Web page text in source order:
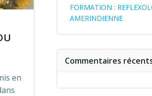
en
FORMATION :
AMERINDIENNE
Commentaires